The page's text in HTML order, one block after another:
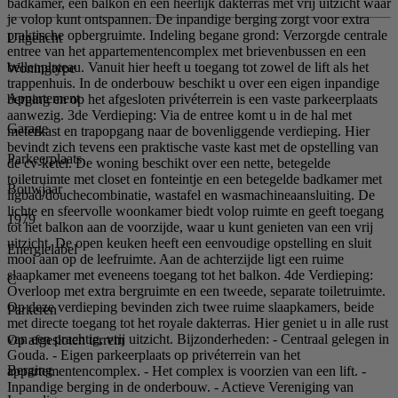
je volop kunt ontspannen. De inpandige berging zorgt voor extra
praktische opbergruimte. Indeling begane grond: Verzorgde centrale
entree van het appartementencomplex met brievenbussen en een
bellenplateau. Vanuit hier heeft u toegang tot zowel de lift als het
trappenhuis. In de onderbouw beschikt u over een eigen inpandige
berging en op het afgesloten privéterrein is een vaste parkeerplaats
aanwezig. 3de Verdieping: Via de entree komt u in de hal met
meterkast en trapopgang naar de bovenliggende verdieping. Hier
bevindt zich tevens een praktische vaste kast met de opstelling van
de cv-ketel. De woning beschikt over een nette, betegelde
toiletruimte met closet en fonteintje en een betegelde badkamer met
ligbad/douchecombinatie, wastafel en wasmachineaansluiting. De
lichte en sfeervolle woonkamer biedt volop ruimte en geeft toegang
tot het balkon aan de voorzijde, waar u kunt genieten van een vrij
uitzicht. De open keuken heeft een eenvoudige opstelling en sluit
mooi aan op de leefruimte. Aan de achterzijde ligt een ruime
slaapkamer met eveneens toegang tot het balkon. 4de Verdieping:
Overloop met extra bergruimte en een tweede, separate toiletruimte.
Op deze verdieping bevinden zich twee ruime slaapkamers, beide
met directe toegang tot het royale dakterras. Hier geniet u in alle rust
van een prachtig, vrij uitzicht. Bijzonderheden: - Centraal gelegen in
Gouda. - Eigen parkeerplaats op privéterrein van het
appartementencomplex. - Het complex is voorzien van een lift. -
Inpandige berging in de onderbouw. - Actieve Vereniging van
Uitgelicht
Woningtype
Appartement
Garage
Parkeerplaats
Bouwjaar
1979
Energielabel
C
Parkeren
Op afgesloten terrein
Berging